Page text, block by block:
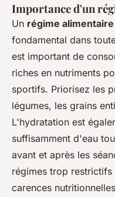
Importance d'un
Un régime
fondamental dans
est important de
riches en nutriments
sportifs. Priorisez les
légumes, les grains
L'hydratation est
suffisamment d'eau
avant et après les
régimes trop
carences